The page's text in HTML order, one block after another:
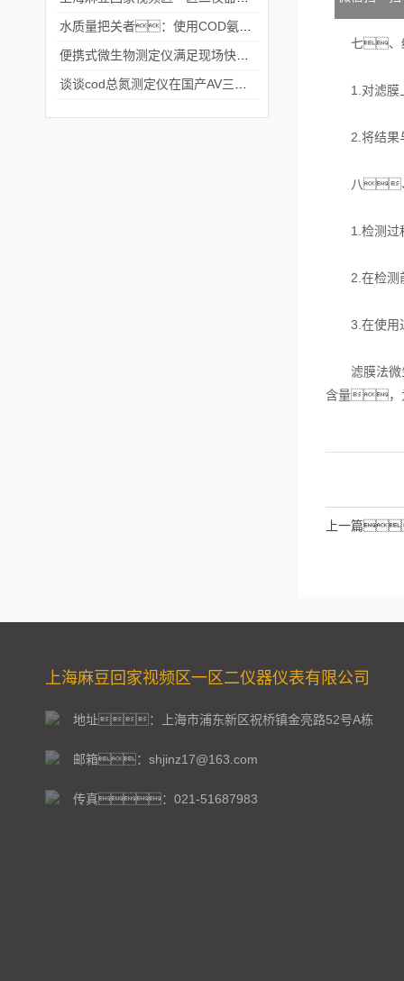
七、
1.对滤膜
2.将结果
八、使
1.检测过
2.在检测
3.在使用
滤膜法微生
含量，
上一篇
上海麻豆回家视频区一区二仪器仪表有限公司
地址：上海市浦东新区祝桥镇金亮路52号A栋
邮箱：shjinz17@163.com
传真：021-51687983